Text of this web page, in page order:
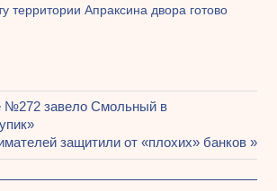
территории Апраксина двора готово
№272 завело Смольный в
защитили от «плохих» банков